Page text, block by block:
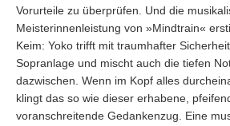
Vorurteile zu überprüfen. Und die
Meisterinnenleistung von »Mindtrain«
Keim: Yoko trifft mit traumhafter
Sopranlage und mischt auch die tiefen
dazwischen. Wenn im Kopf alles
klingt das so wie dieser erhabene,
voranschreitende Gedankenzug. Eine